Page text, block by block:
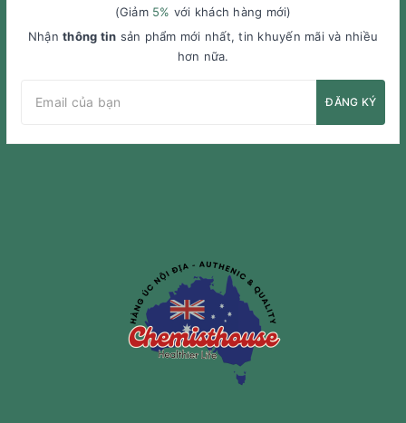
(Giảm 5% với khách hàng mới)
Nhậnthông tin sản phẩm mới nhất, tin khuyến mãi và nhiều
hơn nữa.
ĐĂNG KÝ